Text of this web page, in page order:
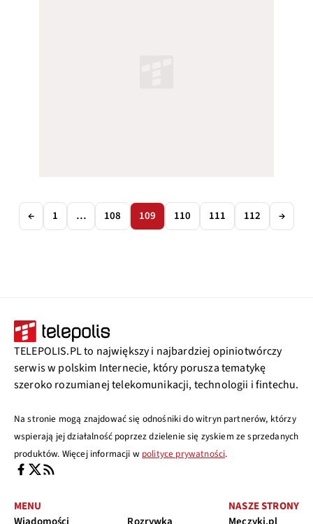
← 1 … 108 109 110 111 112 →
TELEPOLIS.PL to największy i najbardziej opiniotwórczy
serwis w polskim Internecie, który porusza tematykę
szeroko rozumianej telekomunikacji, technologii i fintechu.
Na stronie mogą znajdować się odnośniki do witryn partnerów, którzy
wspierają jej działalność poprzez dzielenie się zyskiem ze sprzedanych
produktów. Więcej informacji w polityce prywatności.
MENU
NASZE STRONY